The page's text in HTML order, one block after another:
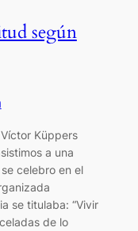
según
Küppers
a una
celebro en el
se titulaba: “Vivir
de lo